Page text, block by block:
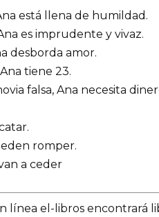
está llena de humildad.
es imprudente y vivaz.
desborda amor.
tiene 23.
falsa, Ana necesita
romper.
a ceder
línea el-libros encontrará